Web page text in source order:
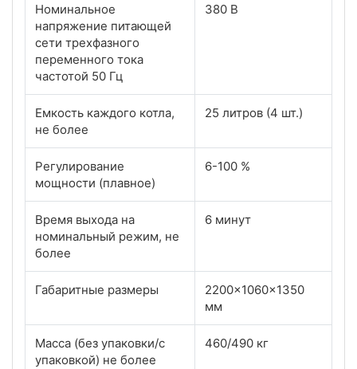
Номинальное
напряжение питающей
сети трехфазного
переменного тока
частотой 50 Гц
380 В
Емкость каждого котла,
не более
25 литров (4 шт.)
Регулирование
мощности (плавное)
6-100 %
Время выхода на
номинальный режим, не
более
6 минут
Габаритные размеры
2200x1060x1350
мм
Масса (без упаковки/с
упаковкой) не более
460/490 кг